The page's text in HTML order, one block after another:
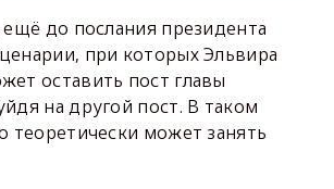
до послания президента
при которых Эльвира
оставить пост главы
на другой пост. В таком
теоретически может занять